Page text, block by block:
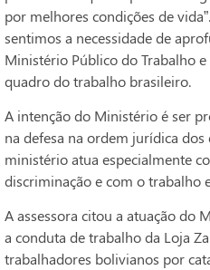
por melhores condições de
sentimos a necessidade de
Ministério Público do Trabalho
quadro do trabalho brasileiro.
A intenção do Ministério é ser
na defesa na ordem jurídica
ministério atua especialmente
discriminação e com o trabalho
A assessora citou a atuação do
a conduta de trabalho da Loja
trabalhadores bolivianos por